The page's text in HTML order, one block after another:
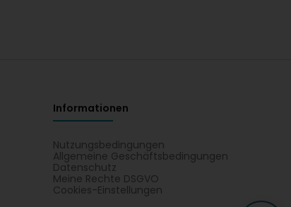
Informationen
Nutzungsbedingungen
Allgemeine Geschäftsbedingungen
Datenschutz
Meine Rechte DSGVO
Cookies-Einstellungen